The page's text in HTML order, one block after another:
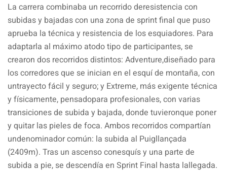
La carrera combinaba un recorrido deresistencia con
subidas y bajadas con una zona de sprint final que puso
aprueba la técnica y resistencia de los esquiadores. Para
adaptarla al máximo atodo tipo de participantes, se
crearon dos recorridos distintos: Adventure,diseñado para
los corredores que se inician en el esquí de montaña, con
untrayecto fácil y seguro; y Extreme, más exigente técnica
y físicamente, pensadopara profesionales, con varias
transiciones de subida y bajada, donde tuvieronque poner
y quitar las pieles de foca. Ambos recorridos compartían
undenominador común: la subida al Puigllançada
(2409m). Tras un ascenso conesquís y una parte de
subida a pie, se descendía en Sprint Final hasta lallegada.